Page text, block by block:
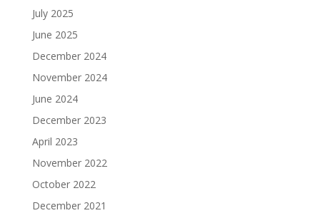
July 2025
June 2025
December 2024
November 2024
June 2024
December 2023
April 2023
November 2022
October 2022
December 2021